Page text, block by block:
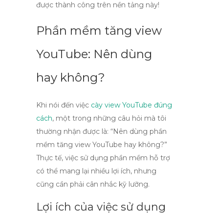
được thành công trên nền tảng này!
Phần mềm tăng view
YouTube: Nên dùng
hay không?
Khi nói đến việc cày view YouTube đúng
cách, một trong những câu hỏi mà tôi
thường nhận được là: “Nên dùng phần
mềm tăng view YouTube hay không?”
Thực tế, việc sử dụng phần mềm hỗ trợ
có thể mang lại nhiều lợi ích, nhưng
cũng cần phải cân nhắc kỹ lưỡng.
Lợi ích của việc sử dụng